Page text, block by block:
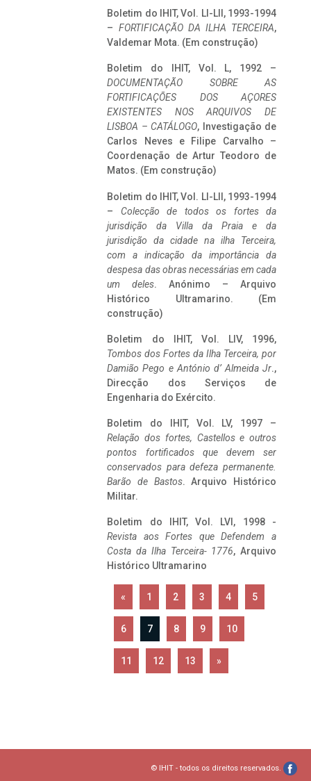
Boletim do IHIT, Vol. LI-LII, 1993-1994
– FORTIFICAÇÃO DA ILHA TERCEIRA,
Valdemar Mota. (Em construção)
Boletim do IHIT, Vol. L, 1992 –
DOCUMENTAÇÃO SOBRE AS
FORTIFICAÇÕES DOS AÇORES
EXISTENTES NOS ARQUIVOS DE
LISBOA – CATÁLOGO, Investigação de
Carlos Neves e Filipe Carvalho –
Coordenação de Artur Teodoro de
Matos. (Em construção)
Boletim do IHIT, Vol. LI-LII, 1993-1994
– Colecção de todos os fortes da
jurisdição da Villa da Praia e da
jurisdição da cidade na ilha Terceira,
com a indicação da importância da
despesa das obras necessárias em cada
um deles. Anónimo – Arquivo
Histórico Ultramarino. (Em
construção)
Boletim do IHIT, Vol. LIV, 1996,
Tombos dos Fortes da Ilha Terceira, por
Damião Pego e António d’ Almeida Jr.,
Direcção dos Serviços de
Engenharia do Exército.
Boletim do IHIT, Vol. LV, 1997 –
Relação dos fortes, Castellos e outros
pontos fortificados que devem ser
conservados para defeza permanente.
Barão de Bastos. Arquivo Histórico
Militar.
Boletim do IHIT, Vol. LVI, 1998 -
Revista aos Fortes que Defendem a
Costa da Ilha Terceira- 1776, Arquivo
Histórico Ultramarino
« 1 2 3 4 5
6 7 8 9 10
11 12 13 »
© IHIT - todos os direitos reservados.